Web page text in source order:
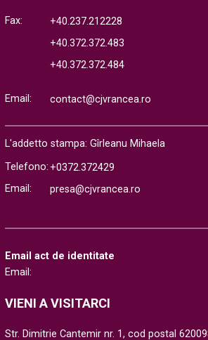
Fax:
+40.237.212228
+40.372.372.483
+40.372.372.484
Email: contact@cjvrancea.ro
L'addetto stampa: Gîrleanu Mihaela
Telefono: +0372.372429
Email:
presa@cjvrancea.ro
Email act de identitate
Email:
VIENI A VISITARCI
Str. Dimitrie Cantemir nr. 1, cod postal